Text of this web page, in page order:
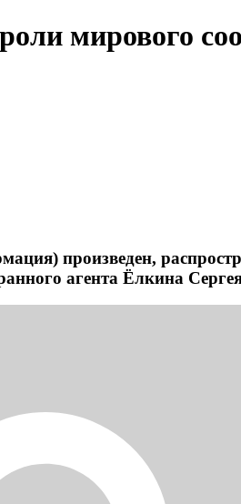
мирового
произведен,
агента Ёлкина